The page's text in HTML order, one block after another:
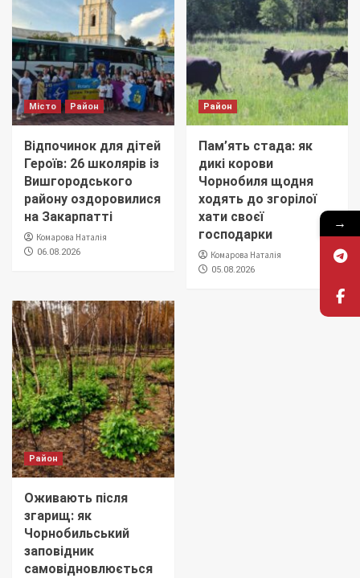
Місто Район
Відпочинок для дітей
Героїв: 26 школярів із
Вишгородського
району оздоровилися
на Закарпатті
Комарова Наталія
06.08.2026
Район
Пам’ять стада: як
дикі корови
Чорнобиля щодня
ходять до згорілої
хати своєї
господарки
Комарова Наталія
05.08.2026
Район
Оживають після
згарищ: як
Чорнобильський
заповідник
самовідновлюється
→